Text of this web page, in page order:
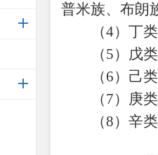
普米族、布朗
（4）丁
（5）戊
（6）己
（7）庚
（8）辛